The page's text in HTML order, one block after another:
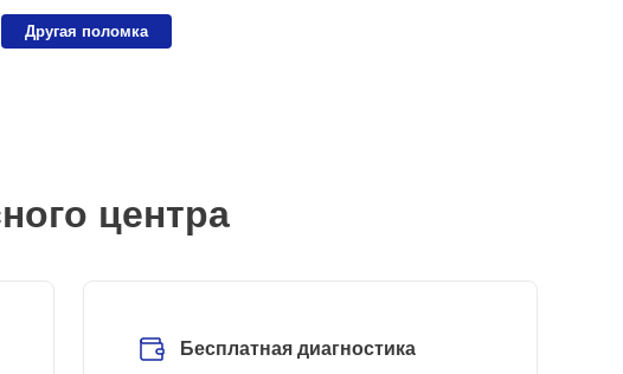
Другая поломка
центра
Бесплатная диагностика